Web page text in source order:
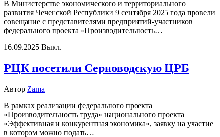
В Министерстве экономического и территориального
развития Чеченской Республики 9 сентября 2025 года провели
совещание с представителями предприятий-участников
федерального проекта «Производительность…
16.09.2025 Выкл.
РЦК посетили Серноводскую ЦРБ
Автор Zama
В рамках реализации федерального проекта
«Производительность труда» национального проекта
«Эффективная и конкурентная экономика», заявку на участие
в котором можно подать…